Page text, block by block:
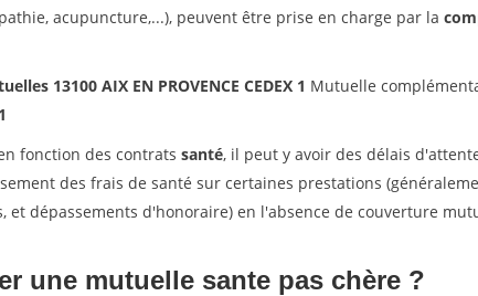
acupuncture,...), peuvent être prise en charge par la
13100 AIX EN PROVENCE CEDEX 1 Mutuelle
fonction des contrats santé, il peut y avoir des délais
des frais de santé sur certaines prestations
et dépassements d'honoraire) en l'absence de couverture
une mutuelle sante pas chère ?